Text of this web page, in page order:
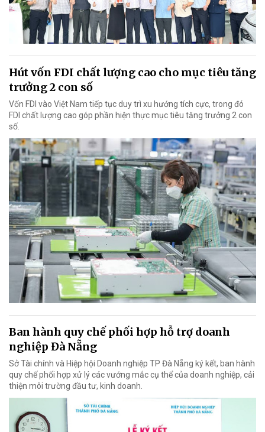
Hút vốn FDI chất lượng cao cho mục tiêu tăng
trưởng 2 con số
Vốn FDI vào Việt Nam tiếp tục duy trì xu hướng tích cực, trong đó
FDI chất lượng cao góp phần hiện thực mục tiêu tăng trưởng 2 con
số.
Ban hành quy chế phối hợp hỗ trợ doanh
nghiệp Đà Nẵng
Sở Tài chính và Hiệp hội Doanh nghiệp TP Đà Nẵng ký kết, ban hành
quy chế phối hợp xử lý các vướng mắc cụ thể của doanh nghiệp, cải
thiện môi trường đầu tư, kinh doanh.